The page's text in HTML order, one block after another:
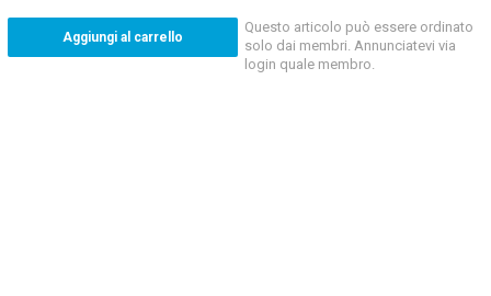
Aggiungi al carrello
Questo articolo può essere ordinato
solo dai membri. Annunciatevi via
login quale membro.